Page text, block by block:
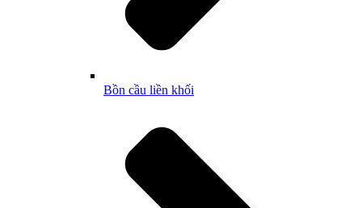
Bồn cầu liền khối